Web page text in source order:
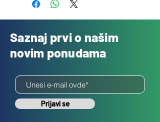
Saznaj prvi o našim
novim ponudama
Prijavi se